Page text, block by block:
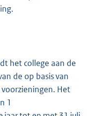
het college aan de
de op basis van
Het
1